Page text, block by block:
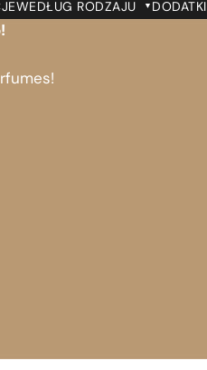
WEDŁUG RODZAJU DODATKI